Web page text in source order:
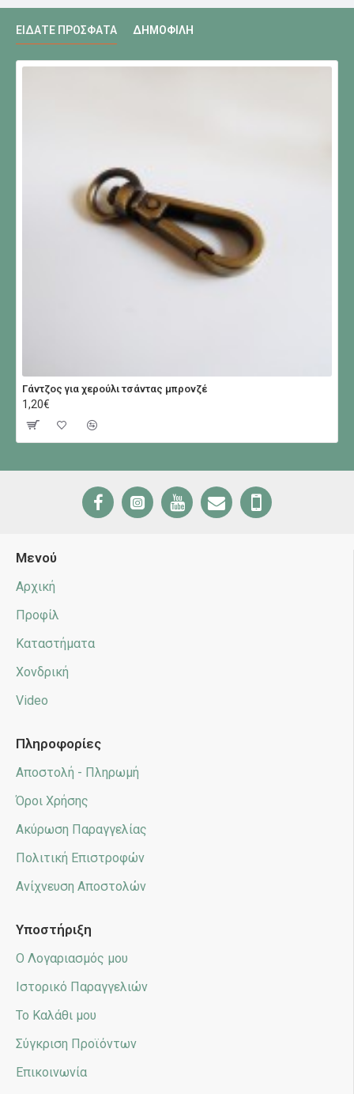
ΕΊΔΑΤΕ ΠΡΌΣΦΑΤΑ ΔΗΜΟΦΙΛΉ
Γάντζος για χερούλι τσάντας μπρονζέ
1,20€
Μενού
Αρχική
Προφίλ
Καταστήματα
Χονδρική
Video
Πληροφορίες
Αποστολή - Πληρωμή
Όροι Χρήσης
Ακύρωση Παραγγελίας
Πολιτική Επιστροφών
Ανίχνευση Αποστολών
Υποστήριξη
Ο Λογαριασμός μου
Ιστορικό Παραγγελιών
Το Καλάθι μου
Σύγκριση Προϊόντων
Επικοινωνία